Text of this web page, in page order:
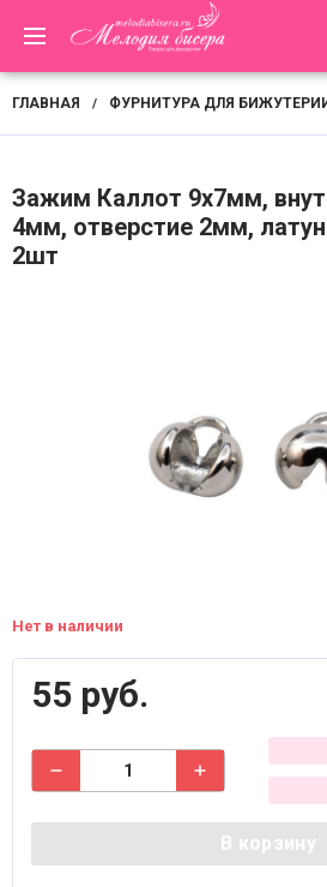
ГЛАВНАЯ / ФУРНИТУРА ДЛЯ
Зажим Каллот 9х7мм,
4мм, отверстие 2мм,
2шт
Нет в наличии
55 руб.
В корзину